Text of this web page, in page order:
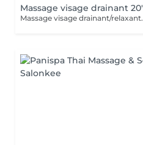
Massage visage drainant 20'